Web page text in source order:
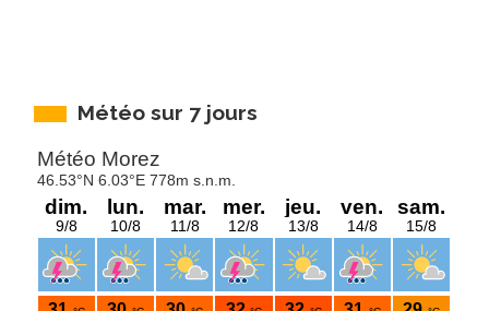
Météo sur 7 jours